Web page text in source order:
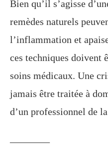
Bien qu’il s’agisse
remèdes naturels
l’inflammation et
ces techniques doivent
soins médicaux. Une
jamais être traitée à
d’un professionnel de